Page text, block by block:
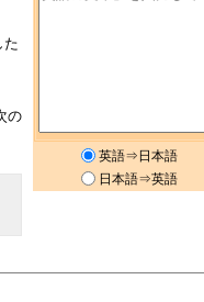
た
の
英語⇒日本語
日本語⇒英語